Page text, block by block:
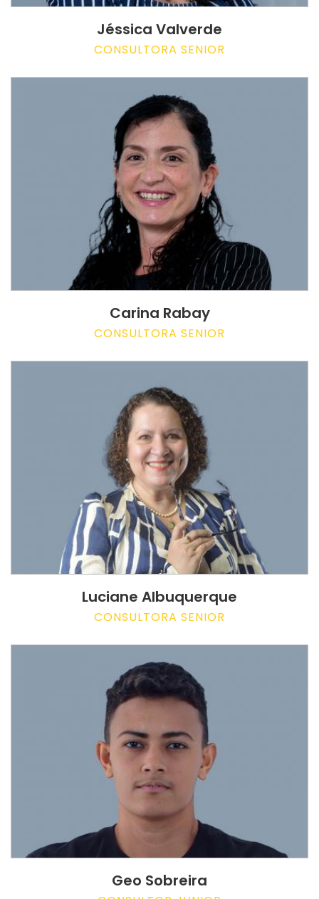
Jéssica Valverde
CONSULTORA SENIOR
Carina Rabay
CONSULTORA SENIOR
Luciane Albuquerque
CONSULTORA SENIOR
Geo Sobreira